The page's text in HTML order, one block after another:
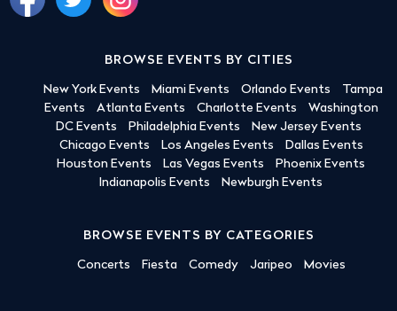
BROWSE EVENTS BY CITIES
New York Events Miami Events Orlando Events
Tampa
Events
Atlanta Events Charlotte Events
Washington
DC Events
Philadelphia Events
New Jersey Events
Chicago Events
Los Angeles Events
Dallas Events
Houston Events
Las Vegas Events
Phoenix Events
Indianapolis Events
Newburgh Events
BROWSE EVENTS BY CATEGORIES
Concerts Fiesta Comedy Jaripeo Movies